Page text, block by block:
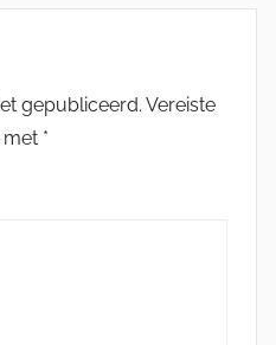
gepubliceerd. Vereiste
met *